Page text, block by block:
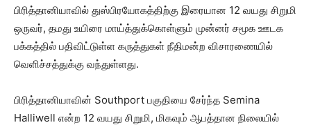
பிரித்தானியாவில் துஸ்பிரயோகத்திற்கு இரையான 12 வயது சிறுமி
ஒருவர், தமது உயிரை மாய்த்துக்கொள்ளும் முன்னர் சமூக ஊடக
பக்கத்தில் பதிவிட்டுள்ள கருத்துகள் நீதிமன்ற விசாரணையில்
வெளிச்சத்துக்கு வந்துள்ளது.
பிரித்தானியாவின் Southport பகுதியை சேர்ந்த Semina
Halliwell என்ற 12 வயது சிறுமி, மிகவும் ஆபத்தான நிலையில்